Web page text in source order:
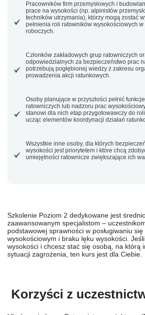
Pracowników firm przemysłowych i
prace na wysokości (np. alpinistów
techników utrzymania), którzy mogą zostać
pełnienia roli ratowników wysokościowych w
roboczych.
Członków zakładowych grup ratowniczych
odpowiedzialnych za bezpieczeństwo prac
potrzebują pogłębionej wiedzy z zakresu
prowadzenia akcji ratunkowych.
Osoby planujące w przyszłości pełnić
ratowniczych lub nadzoru prac
stanowi dla nich etap przygotowawczy do
ucząc elementów koordynacji działań
Wszystkie inne osoby, dla których
wysokości jest priorytetem i które chcą
umiejętności ratownicze zwiększające ich
Szkolenie Poziom 2 dedykowane jest
zaawansowanym specjalistom –
podstawowej sprawności w posługiwaniu
wysokościowym i braku lęku wysokości.
wysokości i chcesz stać się osobą, na którą
sytuacji zagrożenia, ten kurs jest dla Ciebie.
Korzyści z